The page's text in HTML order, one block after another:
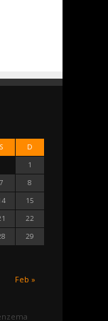
S D
Feb »
1
7
8
15
22
29